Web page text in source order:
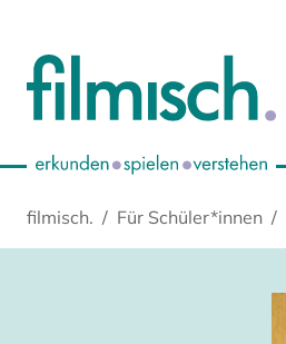
filmisch. Für Schüler*innen